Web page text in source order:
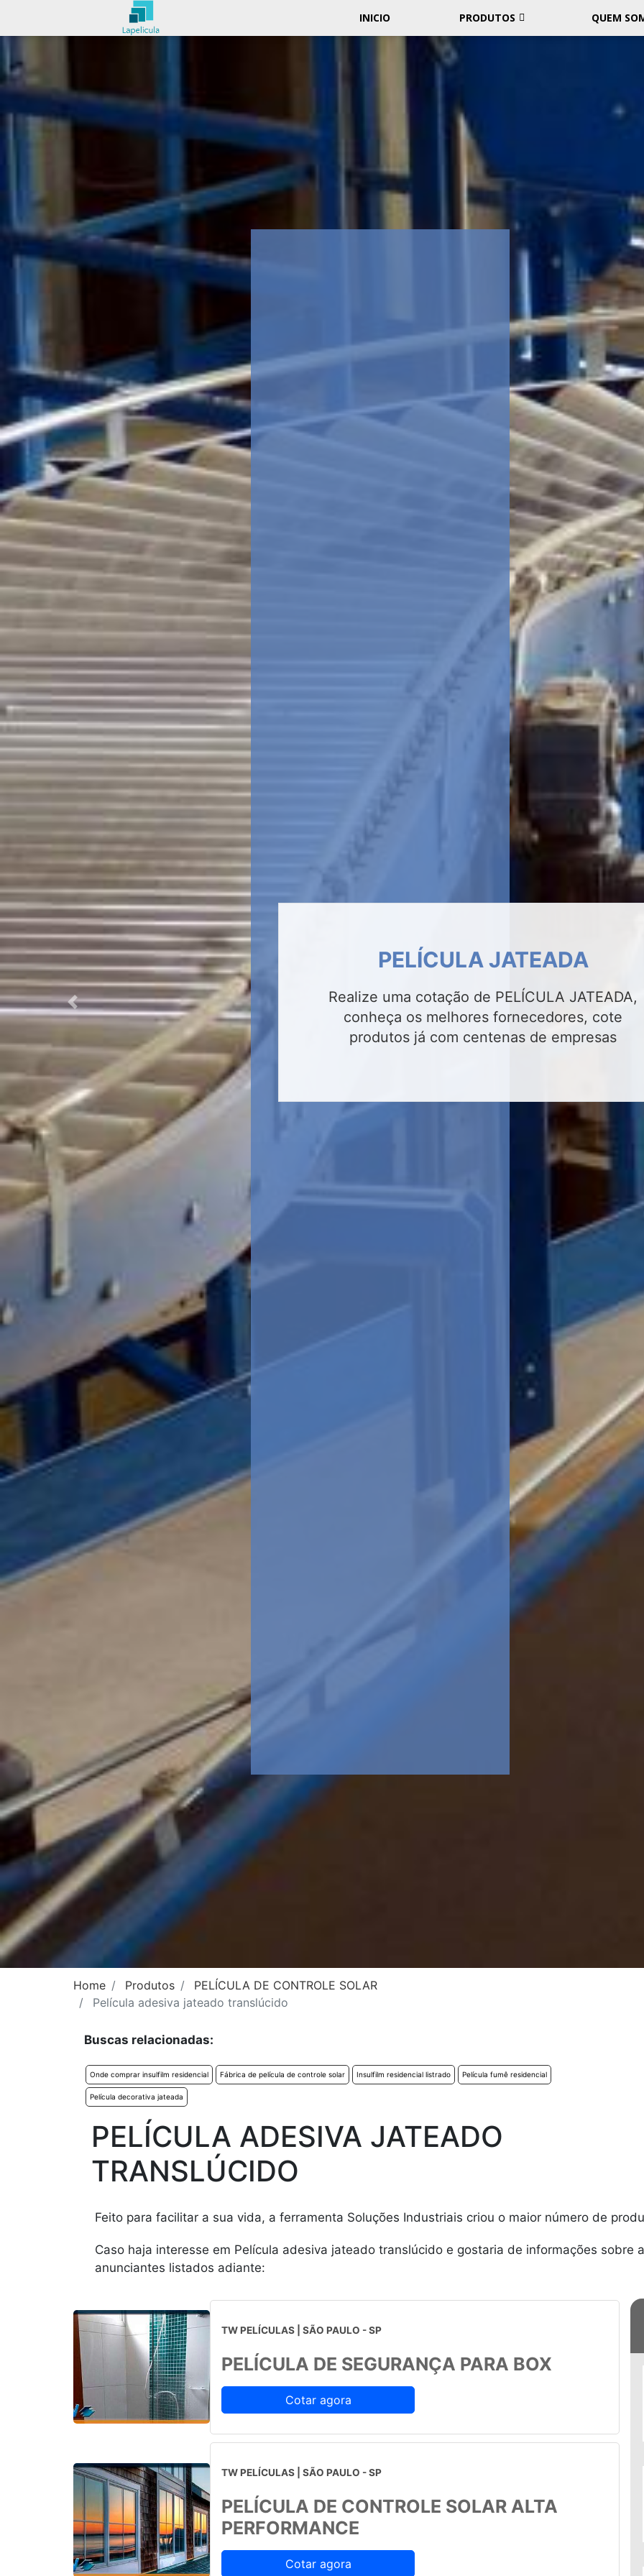
INICIO PRODUTOS QUEM
INSULFILM RESIDENCIAL
Realize uma cotação de INSULFILM
RESIDENCIAL, conheça os melhores
fornecedores, cote produtos já com centenas
de empresas
Previous
Home Produtos
PELÍCULA DE CONTROLE SOLAR
Película adesiva jateado translúcido
Buscas relacionadas:
Onde comprar insulfilm residencial Fábrica de película de controle solar Insulfilm residencial listrado Película fumê residencial
Película decorativa jateada
PELÍCULA ADESIVA JATEADO
TRANSLÚCIDO
Feito para facilitar a sua vida, a ferramenta Soluções Industriais criou o maior número de
Caso haja interesse em Película adesiva jateado translúcido e gostaria de informações sobre
anunciantes listados adiante:
TW PELÍCULAS | SÃO PAULO - SP
PELÍCULA DE SEGURANÇA PARA BOX
Cotar agora
TW PELÍCULAS | SÃO PAULO - SP
PELÍCULA DE CONTROLE SOLAR ALTA
PERFORMANCE
Cotar agora